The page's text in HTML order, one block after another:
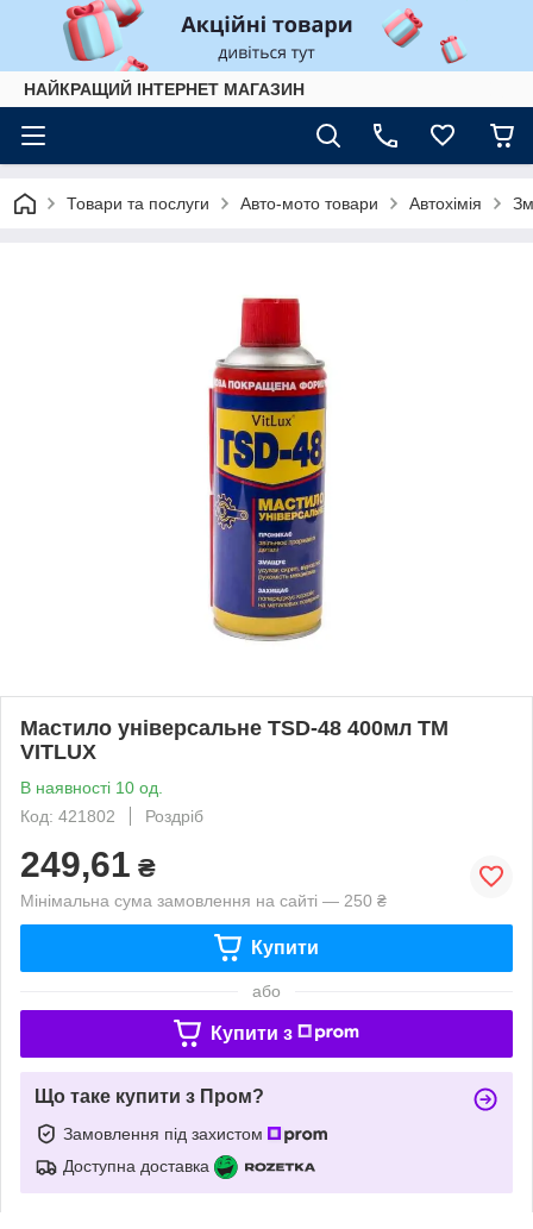
НАЙКРАЩИЙ ІНТЕРНЕТ МАГАЗИН
Товари та послуги Авто-мото товари Автохімія
Мастило універсальне TSD-48 400мл ТМ
VITLUX
В наявності 10 од.
Код: 421802
Роздріб
249,61 ₴
Мінімальна сума замовлення на сайті — 250 ₴
Купити
або
Купити з
Що таке купити з Пром?
Замовлення під захистом
Доступна доставка